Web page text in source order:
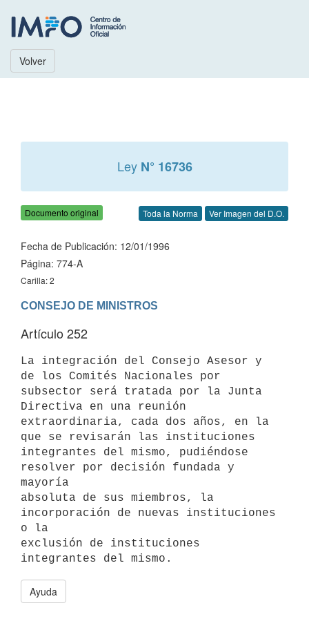
Volver
Ley N° 16736
Documento original Toda la Norma Ver Imagen del D.O.
Fecha de Publicación: 12/01/1996
Página: 774-A
Carilla: 2
Artículo 252
La integración del Consejo Asesor y
de los Comités Nacionales por
subsector será tratada por la Junta
Directiva en una reunión
extraordinaria, cada dos años, en la
que se revisarán las instituciones
integrantes del mismo, pudiéndose
resolver por decisión fundada y
mayoría
absoluta de sus miembros, la
incorporación de nuevas instituciones
o la
exclusión de instituciones
Ayuda